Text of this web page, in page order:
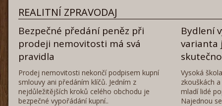
REALITNÍ ZPRAVODAJ
Bezpečné předání peněz při
prodeji nemovitosti má svá
pravidla
Prodej nemovitosti nekončí podpisem kupní
smlouvy ani předáním klíčů. Jedním z
nejdůležitějších kroků celého obchodu je
bezpečné vypořádání kupní..
Bydlení
varianta
Vysoká
zkouškách
mladí lidé
Najednou